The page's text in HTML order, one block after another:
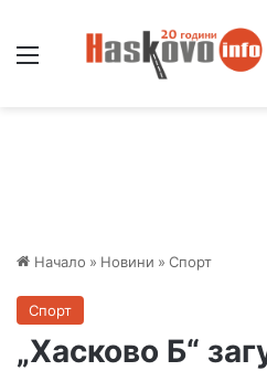
Начало » Новини » Спорт
Спорт
„Хасково Б“